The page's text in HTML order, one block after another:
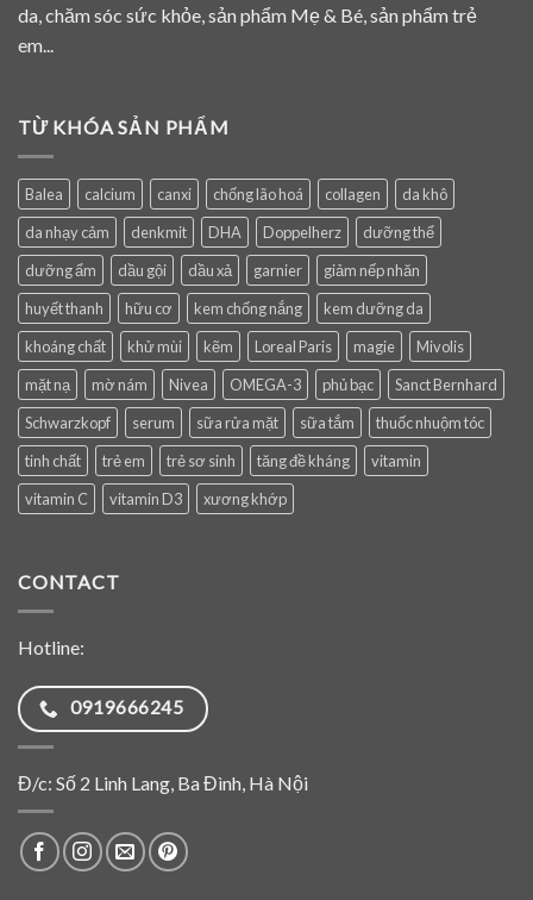
da, chăm sóc sức khỏe, sản phẩm Mẹ & Bé, sản phẩm trẻ
em...
TỪ KHÓA SẢN PHẨM
Balea calcium canxi chống lão hoá collagen
da khô
da nhạy cảm
denkmit DHA Doppelherz
dưỡng thể
dưỡng ẩm
dầu gội dầu xả garnier
giảm nếp nhăn
huyết thanh
hữu cơ kem chống nắng
kem dưỡng da
khoáng chất
khử mùi kẽm Loreal Paris magie
Mivolis
mặt nạ
mờ nám Nivea OMEGA-3 phủ bạc
Sanct Bernhard
Schwarzkopf
serum sữa rửa mặt sữa tắm
thuốc nhuộm tóc
tinh chất
trẻ em trẻ sơ sinh tăng đề kháng
vitamin
vitamin C
vitamin D3 xương khớp
CONTACT
Hotline:
0919666245
Đ/c: Số 2 Linh Lang, Ba Đình, Hà Nội